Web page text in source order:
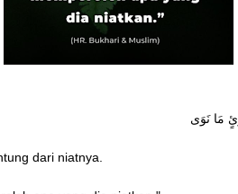
مَا نَوَى
dari niatnya.